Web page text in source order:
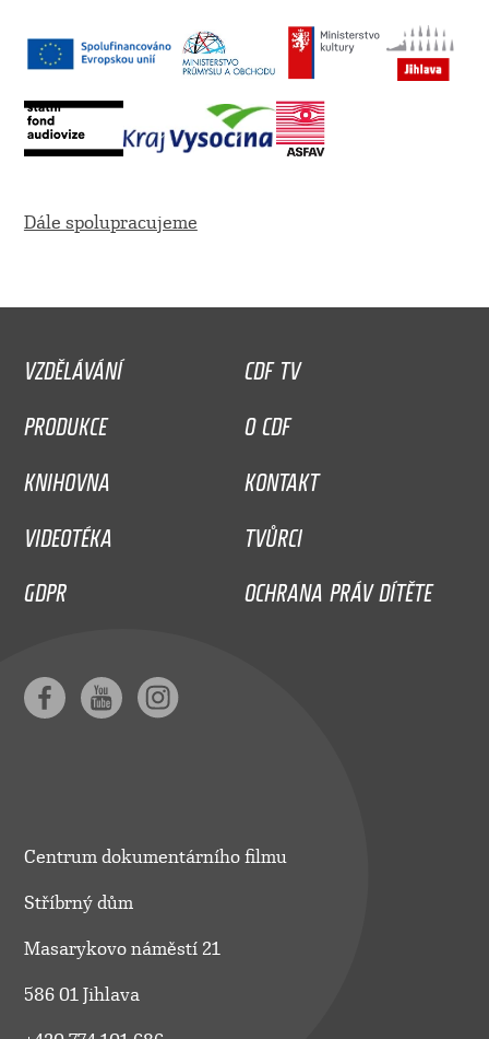
Dále spolupracujeme
VZDĚLÁVÁNÍ
CDF TV
PRODUKCE
O CDF
KNIHOVNA
KONTAKT
VIDEOTÉKA
TVŮRCI
GDPR
OCHRANA PRÁV DÍTĚTE
Centrum dokumentárního filmu
Stříbrný dům
Masarykovo náměstí 21
586 01 Jihlava